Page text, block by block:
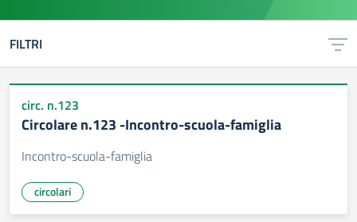
FILTRI
circ. n.123
Circolare n.123 -Incontro-scuola-famiglia
Incontro-scuola-famiglia
circolari